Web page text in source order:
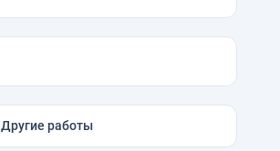
Другие работы